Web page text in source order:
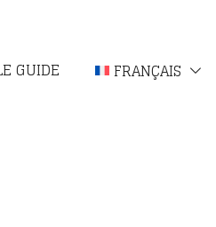
GUIDE FRANÇAIS